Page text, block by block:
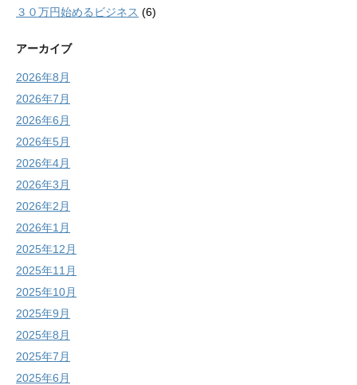
３０万円始めるビジネス (6)
アーカイブ
2026年8月
2026年7月
2026年6月
2026年5月
2026年4月
2026年3月
2026年2月
2026年1月
2025年12月
2025年11月
2025年10月
2025年9月
2025年8月
2025年7月
2025年6月